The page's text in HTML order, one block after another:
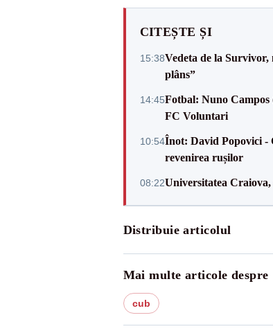
CITEȘTE ȘI
15:38Vedeta de la
plâns”
14:45Fotbal: Nuno Campos
FC Voluntari
10:54Înot: David Popovici -
revenirea rușilor
08:22Universitatea
Distribuie articolul
Mai multe articole despre
cub